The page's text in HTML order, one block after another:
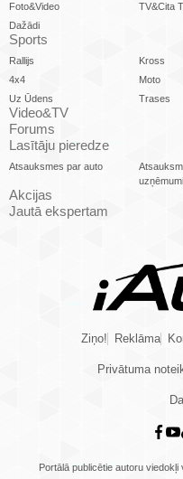
Foto&Video
TV&Cita
Dažādi
Sports
Rallijs Kross
4x4
Moto
Uz Ūdens
Trases
Video&TV
Forums
Lasītāju pieredze
Atsauksmes par auto
Akcijas
Jautā ekspertam
Ziņo! Reklāma
Privātuma
Portālā publicētie autoru